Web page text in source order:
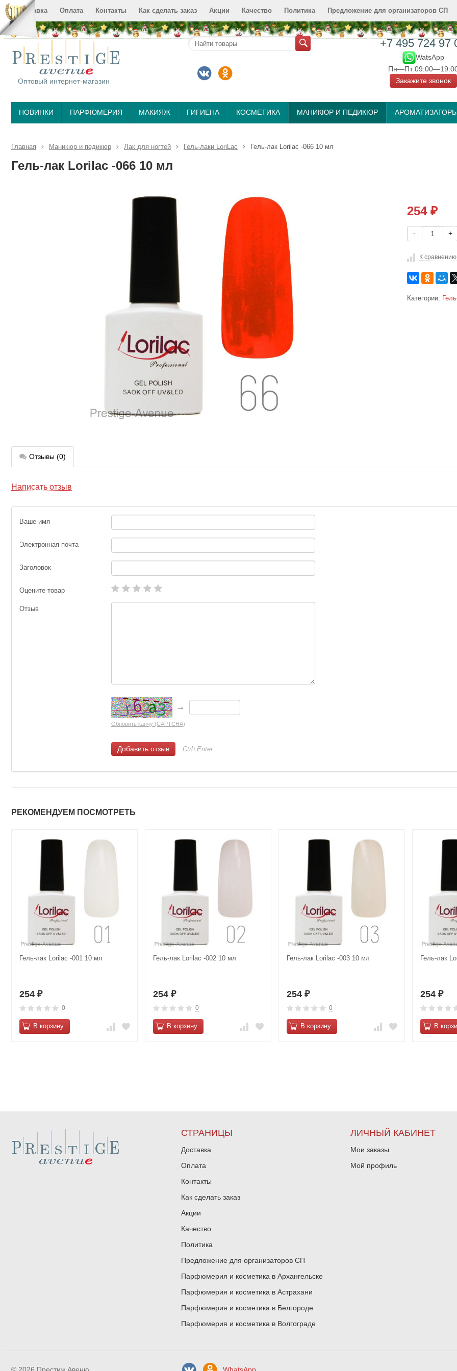
Доставка Оплата Контакты Как сделать заказ Акции Качество Политика Предложение для организаторов СП
Оптовый интернет-магазин
+7 495 724 97
WatsApp
Пн—Пт
Закажите звонок
НОВИНКИ ПАРФЮМЕРИЯ МАКИЯЖ ГИГИЕНА КОСМЕТИКА МАНИКЮР И ПЕДИКЮР
Главная Маникюр и педикюр Лак для ногтей Гель-лаки LoriLac Гель-лак Lorilac -066 10 мл
Гель-лак Lorilac -066 10 мл
254 ₽
- +
К сравнению
Категории:
Отзывы (0)
Написать отзыв
Ваше имя
Электронная почта
Заголовок
Оцените товар
Отзыв
→
Обновить капчу (CAPTCHA)
Ctrl+Enter
РЕКОМЕНДУЕМ ПОСМОТРЕТЬ
Гель-лак Lorilac -001 10 мл
254 ₽
0
В корзину
Гель-лак Lorilac -002 10 мл
254 ₽
0
В корзину
Гель-лак Lorilac -003 10 мл
254 ₽
0
В корзину
Гель-лак
254 ₽
В
СТРАНИЦЫ
Доставка
Оплата
Контакты
Как сделать заказ
Акции
Качество
Политика
Предложение для организаторов СП
Парфюмерия и косметика в Архангельске
Парфюмерия и косметика в Астрахани
Парфюмерия и косметика в Белгороде
Парфюмерия и косметика в Волгограде
ЛИЧНЫЙ КАБИНЕТ
Мои заказы
Мой профиль